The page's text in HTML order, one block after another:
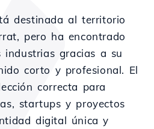
destinada al territorio
pero ha encontrado
gracias a su
corto y profesional. El
correcta para
startups y proyectos
digital única y